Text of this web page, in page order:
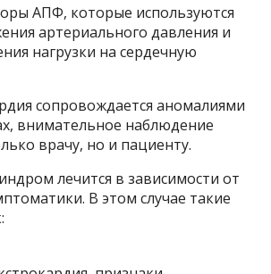
АПФ, которые используются
артериального давления и
нагрузки на сердечную
сопровождается аномалиями
внимательное наблюдение
врачу, но и пациенту.
лечится в зависимости от
В этом случае такие